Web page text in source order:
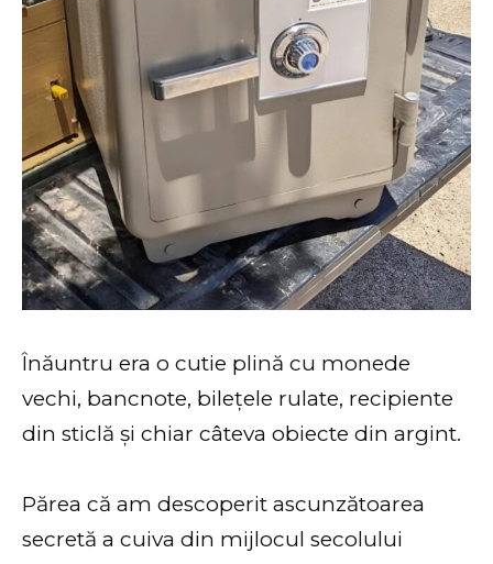
Înăuntru era o cutie plină cu monede
vechi, bancnote, bilețele rulate, recipiente
din sticlă și chiar câteva obiecte din argint.
Părea că am descoperit ascunzătoarea
secretă a cuiva din mijlocul secolului